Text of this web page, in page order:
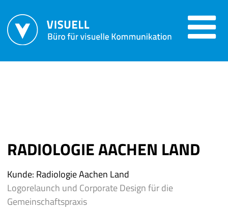
PROJEKTE
KONTAKT
info@visuell.ac
RADIOLOGIE AACHEN LAND
Kunde: Radiologie Aachen Land
Logorelaunch und Corporate Design für die
Gemeinschaftspraxis